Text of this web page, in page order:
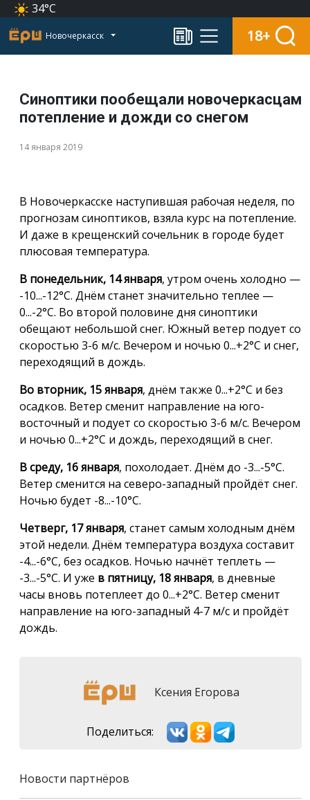
34°C
Новочеркасск 18+
Синоптики пообещали новочеркасцам
потепление и дожди со снегом
14 января 2019
В Новочеркасске наступившая рабочая неделя, по
прогнозам синоптиков, взяла курс на потепление.
И даже в крещенский сочельник в городе будет
плюсовая температура.
В понедельник, 14 января, утром очень холодно —
-10...-12°С. Днём станет значительно теплее —
0...-2°С. Во второй половине дня синоптики
обещают небольшой снег. Южный ветер подует со
скоростью 3-6 м/с. Вечером и ночью 0...+2°С и снег,
переходящий в дождь.
Во вторник, 15 января, днём также 0...+2°С и без
осадков. Ветер сменит направление на юго-
восточный и подует со скоростью 3-6 м/с. Вечером
и ночью 0...+2°С и дождь, переходящий в снег.
В среду, 16 января, похолодает. Днём до -3...-5°С.
Ветер сменится на северо-западный пройдёт снег.
Ночью будет -8...-10°С.
Четверг, 17 января, станет самым холодным днём
этой недели. Днём температура воздуха составит
-4...-6°С, без осадков. Ночью начнёт теплеть —
-3...-5°С. И уже в пятницу, 18 января, в дневные
часы вновь потеплеет до 0...+2°С. Ветер сменит
направление на юго-западный 4-7 м/с и пройдёт
дождь.
Ксения Егорова
Поделиться:
Новости партнёров